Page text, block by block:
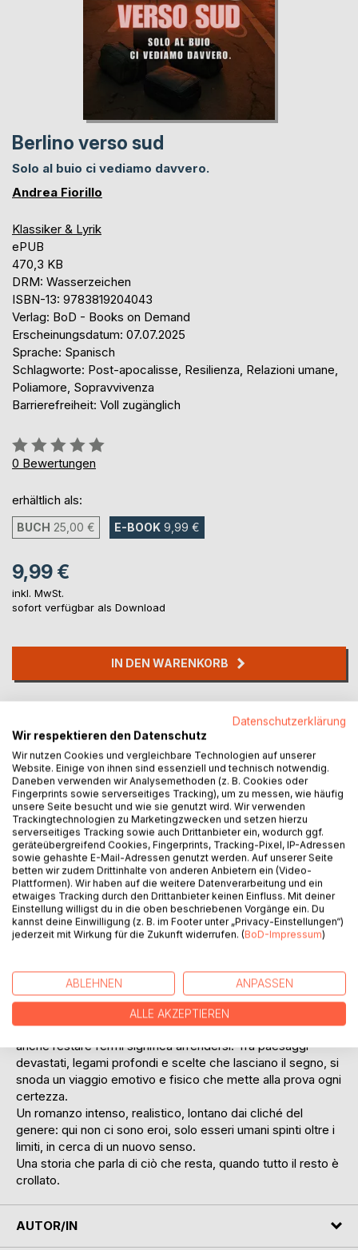
Berlino verso sud
Solo al buio ci vediamo davvero.
Andrea Fiorillo
Klassiker & Lyrik
ePUB
470,3 KB
DRM: Wasserzeichen
ISBN-13: 9783819204043
Verlag: BoD - Books on Demand
Erscheinungsdatum: 07.07.2025
Sprache: Spanisch
Schlagworte: Post-apocalisse, Resilienza, Relazioni umane,
Poliamore, Sopravvivenza
Barrierefreiheit: Voll zugänglich
Bewertung::
0%
0 Bewertungen
erhältlich als:
BUCH 25,00 € E-BOOK 9,99 €
9,99 €
inkl. MwSt.
sofort verfügbar als Download
IN DEN WARENKORB
Titel bewerten
BESCHREIBUNG
Questo libro è interamente scritto in lingua italiana.
A causa di una limitazione tecnica della piattaforma, la
lingua potrebbe risultare "spagnolo" nei dati di sistema, ma
il testo è italiano al 100%.
In un Europa scossa da una catastrofe improvvisa, tre
giovani si ritrovano a lottare per la sopravvivenza in una
Berlino spettrale, sospesa tra silenzi irreali e minacce
invisibili. Ogni passo fuori dal rifugio può essere fatale, ma
anche restare fermi significa arrendersi. Tra paesaggi
devastati, legami profondi e scelte che lasciano il segno, si
snoda un viaggio emotivo e fisico che mette alla prova ogni
certezza.
Un romanzo intenso, realistico, lontano dai cliché del
genere: qui non ci sono eroi, solo esseri umani spinti oltre i
limiti, in cerca di un nuovo senso.
Una storia che parla di ciò che resta, quando tutto il resto è
crollato.
AUTOR/IN
Datenschutzerklärung
Wir respektieren den Datenschutz
Wir nutzen Cookies und vergleichbare Technologien auf unserer
Website. Einige von ihnen sind essenziell und technisch notwendig.
Daneben verwenden wir Analysemethoden (z. B. Cookies oder
Fingerprints sowie serverseitiges Tracking), um zu messen, wie häufig
unsere Seite besucht und wie sie genutzt wird. Wir verwenden
Trackingtechnologien zu Marketingzwecken und setzen hierzu
serverseitiges Tracking sowie auch Drittanbieter ein, wodurch ggf.
geräteübergreifend Cookies, Fingerprints, Tracking-Pixel, IP-Adressen
sowie gehashte E-Mail-Adressen genutzt werden. Auf unserer Seite
betten wir zudem Drittinhalte von anderen Anbietern ein (Video-
Plattformen). Wir haben auf die weitere Datenverarbeitung und ein
etwaiges Tracking durch den Drittanbieter keinen Einfluss. Mit deiner
Einstellung willigst du in die oben beschriebenen Vorgänge ein. Du
kannst deine Einwilligung (z. B. im Footer unter „Privacy-Einstellungen“)
jederzeit mit Wirkung für die Zukunft widerrufen. (BoD-Impressum)
ABLEHNEN ANPASSEN
ALLE AKZEPTIEREN